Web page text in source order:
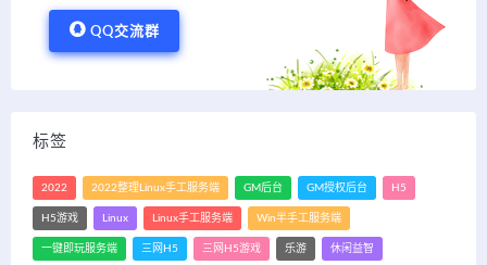
QQ交流群
标签
2022 2022整理Linux手工服务端 GM后台 GM授权后台 H5
H5游戏 Linux Linux手工服务端 Win半手工服务端
一键即玩服务端 三网H5 三网H5游戏 乐游 休闲益智